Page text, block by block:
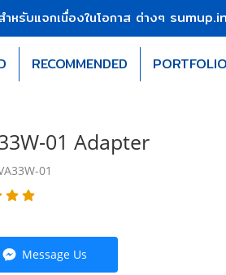
หรับแจกเนื่องในโอกาส ต่างๆ
RECOMMENDED PORTFOLIO
01 Adapter
01
Message Us